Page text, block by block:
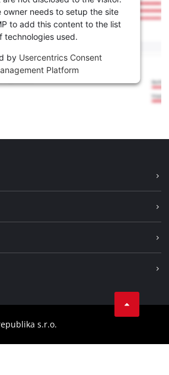
owner needs to setup the site
to add this content to the list
technologies used.
by Usercentrics Consent
Platform
s.r.o.